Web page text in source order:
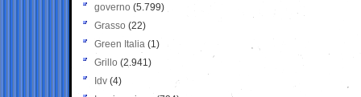
governo (5.799)
Grasso (22)
Green Italia (1)
Grillo (2.941)
Idv (4)